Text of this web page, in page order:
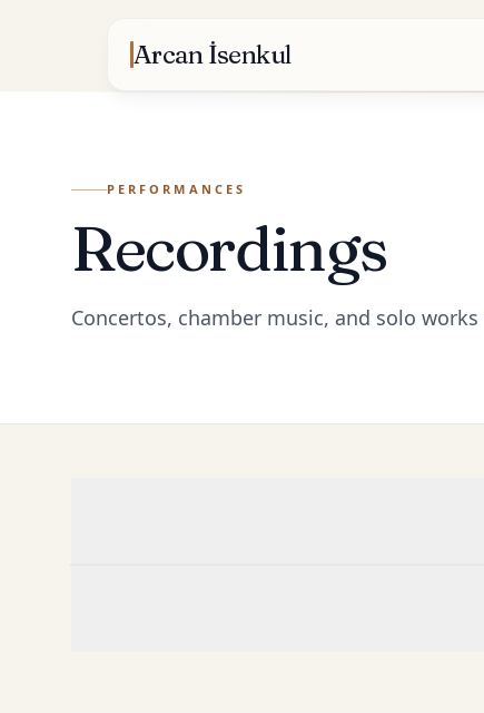
Arcan İsenkul
PERFORMANCES
Recordings
Concertos, chamber music, and solo